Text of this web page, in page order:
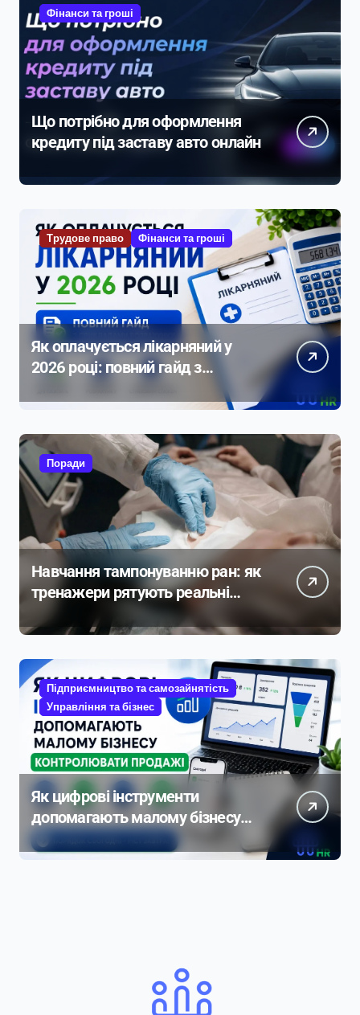
Фінанси та гроші
Що потрібно для оформлення
кредиту під заставу авто онлайн
Трудове право Фінанси та гроші
Як оплачується лікарняний у
2026 році: повний гайд з
Поради
Навчання тампонуванню ран: як
тренажери рятують реальні
життя
Підприємництво та самозайнятість
Управління та бізнес
Як цифрові інструменти
допомагають малому бізнесу
контролювати продажі